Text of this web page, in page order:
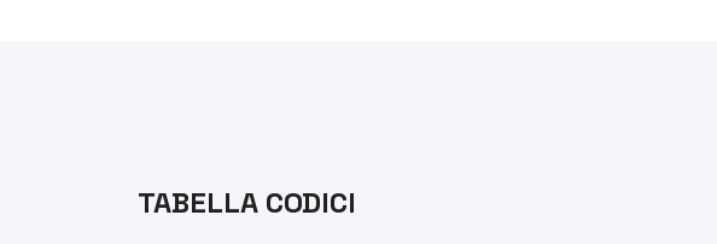
TABELLA CODICI